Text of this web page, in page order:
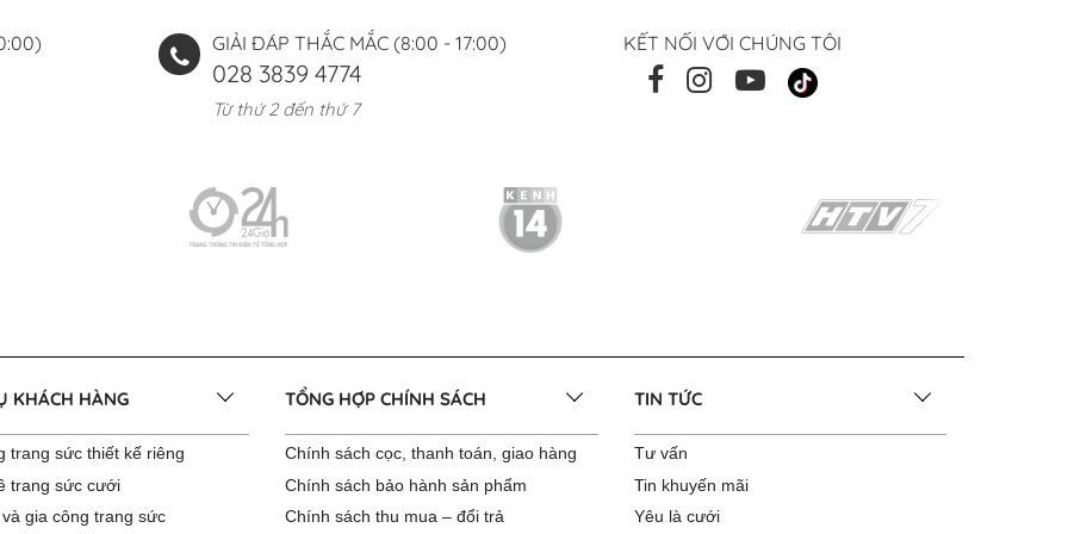
GIẢI ĐÁP THẮC MẮC (8:00 - 17:00)
028 3839 4774
Từ thứ 2 đến thứ 7
KẾT NỐI VỚI CHÚNG TÔI
KHÁCH HÀNG
trang sức thiết kế riêng
trang sức cưới
gia công trang sức
TỔNG HỢP CHÍNH SÁCH
Chính sách cọc, thanh toán, giao hàng
Chính sách bảo hành sản phẩm
Chính sách thu mua – đổi trả
TIN TỨC
Tư vấn
Tin khuyến mãi
Yêu là cưới